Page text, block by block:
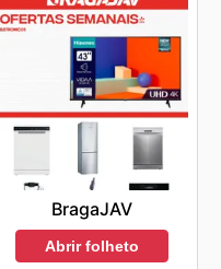
BragaJAV
Abrir folheto